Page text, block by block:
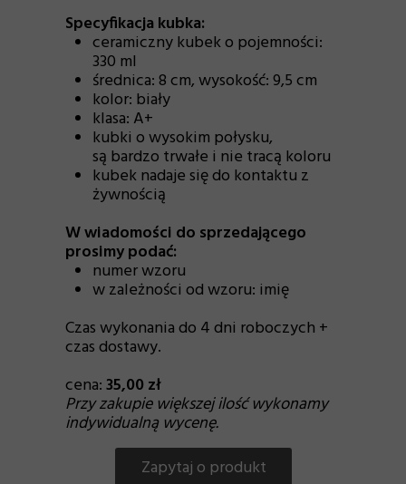
Specyfikacja kubka:
ceramiczny kubek o pojemności:
330 ml
średnica: 8 cm,wysokość: 9,5 cm
kolor: biały
klasa: A+
kubki o wysokim połysku,
są bardzo trwałe i nie tracą koloru
kubek nadaje się do kontaktu z
żywnością
W wiadomości do sprzedającego
prosimy podać:
numer wzoru
w zależności od wzoru: imię
Czas wykonania do 4 dni roboczych +
czas dostawy.
cena:35,00 zł
Przy zakupie większej ilość wykonamy
indywidualną wycenę.
Zapytaj o produkt